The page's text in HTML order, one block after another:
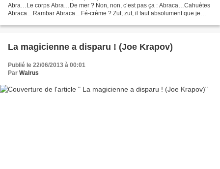
Abra…Le corps Abra…De mer ? Non, non, c’est pas ça : Abraca…Cahuètes
Abraca…Rambar Abraca…Fé-crème ? Zut, zut, il faut absolument que je
La magicienne a disparu ! (Joe Krapov)
Publié le 22/06/2013 à 00:01
Par Walrus